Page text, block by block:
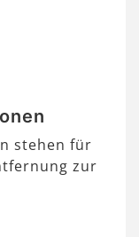
stehen für
zur